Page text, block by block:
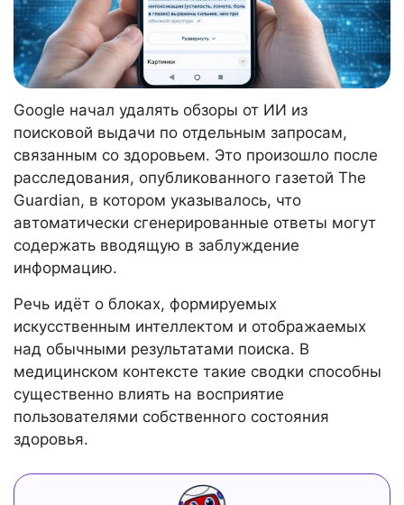
Google начал удалять обзоры от ИИ из
поисковой выдачи по отдельным запросам,
связанным со здоровьем. Это произошло после
расследования, опубликованного газетой The
Guardian, в котором указывалось, что
автоматически сгенерированные ответы могут
содержать вводящую в заблуждение
информацию.
Речь идёт о блоках, формируемых
искусственным интеллектом и отображаемых
над обычными результатами поиска. В
медицинском контексте такие сводки способны
существенно влиять на восприятие
пользователями собственного состояния
здоровья.